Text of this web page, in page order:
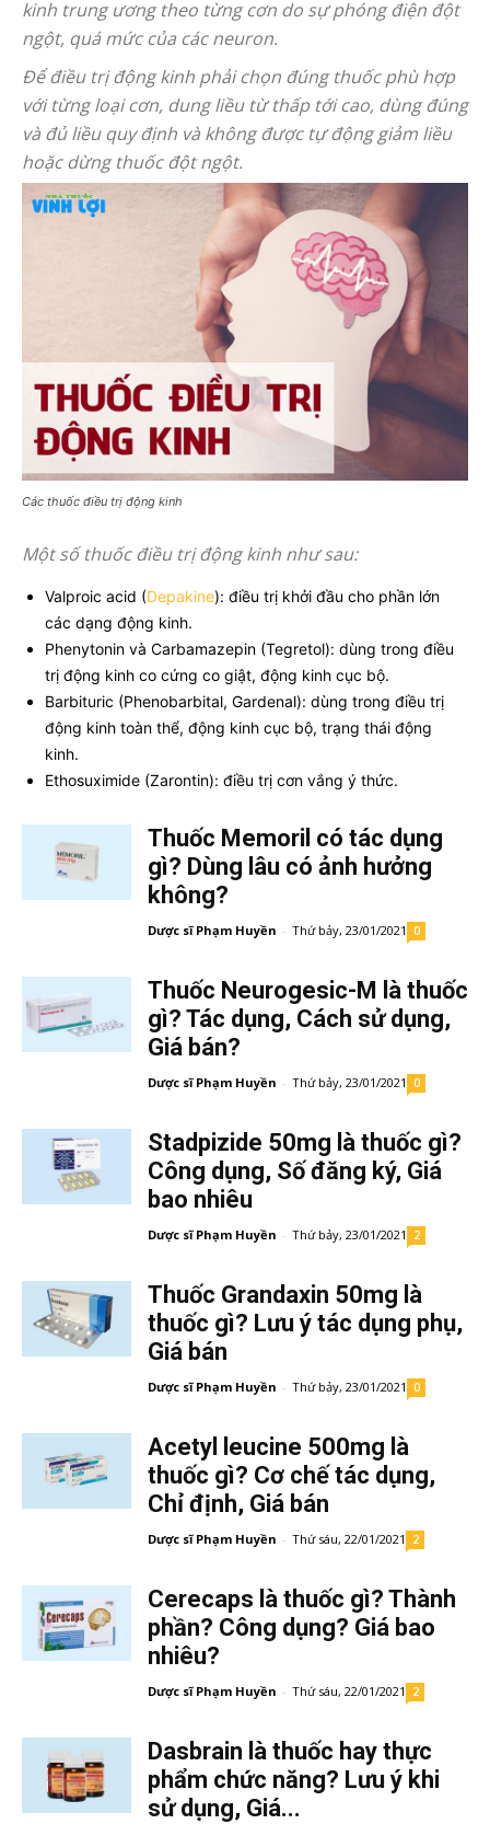
kinh trung ương theo từng cơn do sự phóng điện đột
ngột, quá mức của các neuron.
Để điều trị động kinh phải chọn đúng thuốc phù hợp
với từng loại cơn, dung liều từ thấp tới cao, dùng đúng
và đủ liều quy định và không được tự động giảm liều
hoặc dừng thuốc đột ngột.
Các thuốc điều trị động kinh
Một số thuốc điều trị động kinh như sau:
Valproic acid (Depakine): điều trị khởi đầu cho phần lớn
các dạng động kinh.
Phenytonin và Carbamazepin (Tegretol): dùng trong điều
trị động kinh co cứng co giật, động kinh cục bộ.
Barbituric (Phenobarbital, Gardenal): dùng trong điều trị
động kinh toàn thể, động kinh cục bộ, trạng thái động
kinh.
Ethosuximide (Zarontin): điều trị cơn vắng ý thức.
Thuốc Memoril có tác dụng
gì? Dùng lâu có ảnh hưởng
không?
Dược sĩ Phạm Huyền - Thứ bảy, 23/01/2021 0
Thuốc Neurogesic-M là thuốc
gì? Tác dụng, Cách sử dụng,
Giá bán?
Dược sĩ Phạm Huyền - Thứ bảy, 23/01/2021 0
Stadpizide 50mg là thuốc gì?
Công dụng, Số đăng ký, Giá
bao nhiêu
Dược sĩ Phạm Huyền - Thứ bảy, 23/01/2021 2
Thuốc Grandaxin 50mg là
thuốc gì? Lưu ý tác dụng phụ,
Giá bán
Dược sĩ Phạm Huyền - Thứ bảy, 23/01/2021 0
Acetyl leucine 500mg là
thuốc gì? Cơ chế tác dụng,
Chỉ định, Giá bán
Dược sĩ Phạm Huyền - Thứ sáu, 22/01/2021 2
Cerecaps là thuốc gì? Thành
phần? Công dụng? Giá bao
nhiêu?
Dược sĩ Phạm Huyền - Thứ sáu, 22/01/2021 2
Dasbrain là thuốc hay thực
phẩm chức năng? Lưu ý khi
sử dụng, Giá...